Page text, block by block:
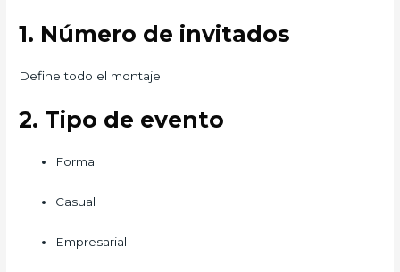
1. Número de invitados
Define todo el montaje.
2. Tipo de evento
Formal
Casual
Empresarial